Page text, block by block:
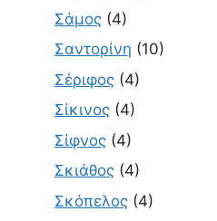
Σάμος (4)
Σαντορίνη (10)
Σέριφος (4)
Σίκινος (4)
Σίφνος (4)
Σκιάθος (4)
Σκόπελος (4)